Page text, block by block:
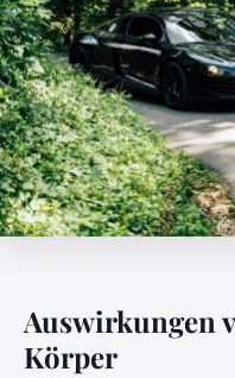
Auswirkungen
Körper